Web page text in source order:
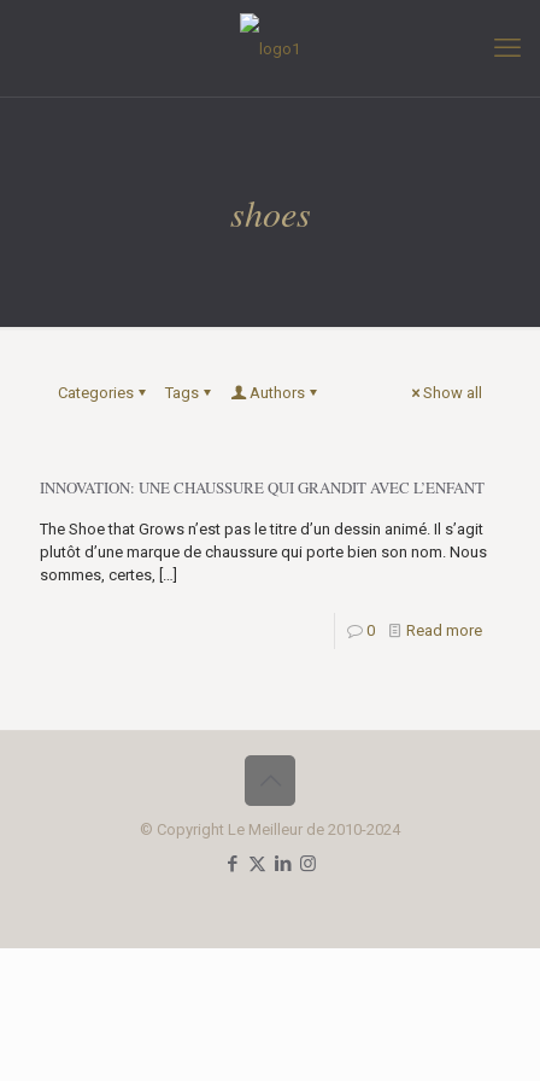
shoes
Categories Tags Authors Show all
INNOVATION: UNE CHAUSSURE QUI GRANDIT AVEC L’ENFANT
The Shoe that Grows n’est pas le titre d’un dessin animé. Il s’agit
plutôt d’une marque de chaussure qui porte bien son nom. Nous
sommes, certes, […]
0 Read more
© Copyright Le Meilleur de 2010-2024